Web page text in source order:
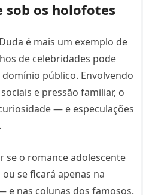
sob os holofotes
é mais um exemplo de
de celebridades pode
público. Envolvendo
e pressão familiar, o
— e especulações
se o romance adolescente
se ficará apenas na
e nas colunas dos famosos.